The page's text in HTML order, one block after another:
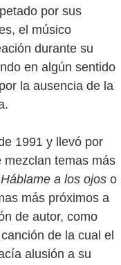
por sus
el músico
durante su
en algún sentido
la ausencia de la
1991 y llevó por
mezclan temas más
Háblame a los ojos o
más próximos a
de autor, como
de la cual el
alusión a su